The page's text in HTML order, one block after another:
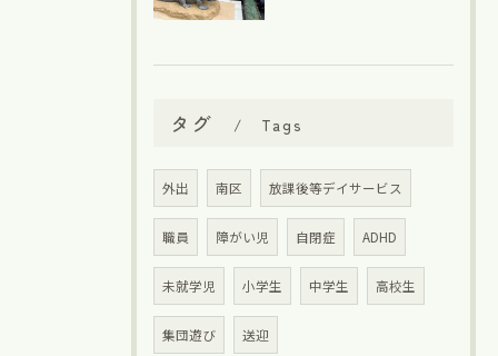
タグ Tags
外出 南区 放課後等デイサービス
職員 障がい児 自閉症 ADHD
未就学児 小学生 中学生 高校生
集団遊び 送迎